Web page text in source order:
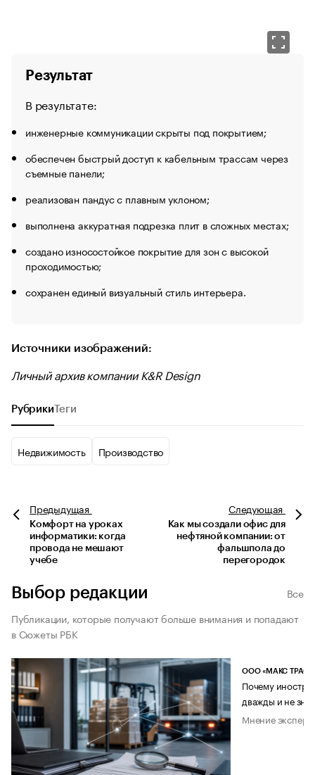
Результат
В результате:
инженерные коммуникации скрыты под покрытием;
обеспечен быстрый доступ к кабельным трассам через
съемные панели;
реализован пандус с плавным уклоном;
выполнена аккуратная подрезка плит в сложных местах;
создано износостойкое покрытие для зон с высокой
проходимостью;
сохранен единый визуальный стиль интерьера.
Источники изображений:
Личный архив компании K&R Design
Рубрики Теги
Недвижимость Производство
Предыдущая
Комфорт на уроках
информатики: когда
провода не мешают
учебе
Следующая
Как мы создали офис для
нефтяной компании: от
фальшпола до
перегородок
Выбор редакции
Все
Публикации, которые получают больше внимания и попадают
в Сюжеты РБК
ООО «МАКС ТРАСТ»
Почему
дважды и не
Мнение